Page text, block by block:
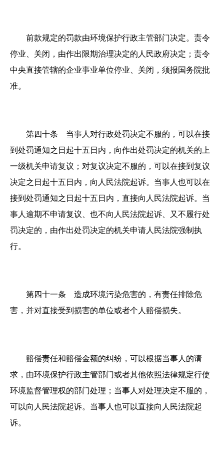
前款规定的罚款由环境保护行政主管部门决定。责令
停业、关闭，由作出限期治理决定的人民政府决定；责令
中央直接管辖的企业事业单位停业、关闭，须报国务院批
准。
第四十条 当事人对行政处罚决定不服的，可以在接
到处罚通知之日起十五日内，向作出处罚决定的机关的上
一级机关申请复议；对复议决定不服的，可以在接到复议
决定之日起十五日内，向人民法院起诉。当事人也可以在
接到处罚通知之日起十五日内，直接向人民法院起诉。当
事人逾期不申请复议、也不向人民法院起诉、又不履行处
罚决定的，由作出处罚决定的机关申请人民法院强制执
行。
第四十一条 造成环境污染危害的，有责任排除危
害，并对直接受到损害的单位或者个人赔偿损失。
赔偿责任和赔偿金额的纠纷，可以根据当事人的请
求，由环境保护行政主管部门或者其他依照法律规定行使
环境监督管理权的部门处理；当事人对处理决定不服的，
可以向人民法院起诉。当事人也可以直接向人民法院起
诉。